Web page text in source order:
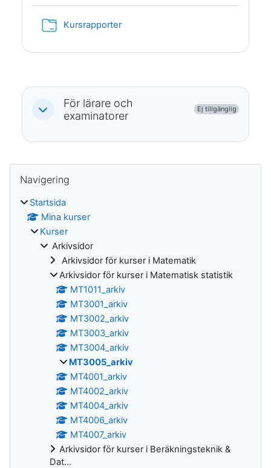
KursrapporterMapp
Fäll ihop
För lärare och
examinatorer
Ej tillgänglig
Block
Navigering
Startsida
Mina kurser
Kurser
Arkivsidor
Arkivsidor för kurser i Matematik
Arkivsidor för kurser i Matematisk statistik
MT1011_arkiv
MT3001_arkiv
MT3002_arkiv
MT3003_arkiv
MT3004_arkiv
MT3005_arkiv
MT4001_arkiv
MT4002_arkiv
MT4004_arkiv
MT4006_arkiv
MT4007_arkiv
Arkivsidor för kurser i Beräkningsteknik &
Dat...